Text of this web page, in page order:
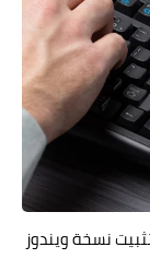
نسخة ويندوز